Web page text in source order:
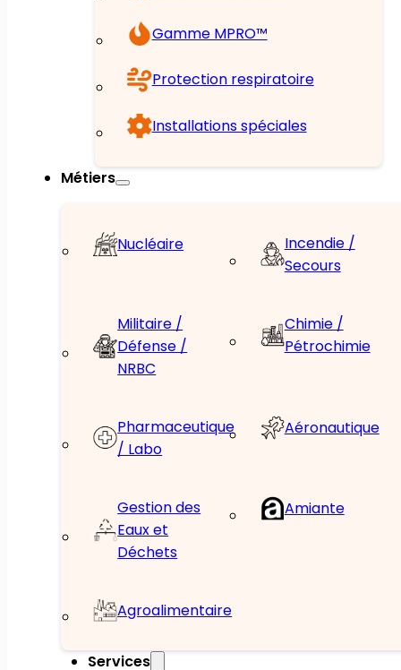
Gamme MPRO™
Protection respiratoire
Installations spéciales
Métiers
Nucléaire
Incendie /
Secours
Militaire /
Défense /
NRBC
Chimie /
Pétrochimie
Pharmaceutique
/ Labo
Aéronautique
Gestion des
Eaux et
Déchets
Amiante
Agroalimentaire
Services